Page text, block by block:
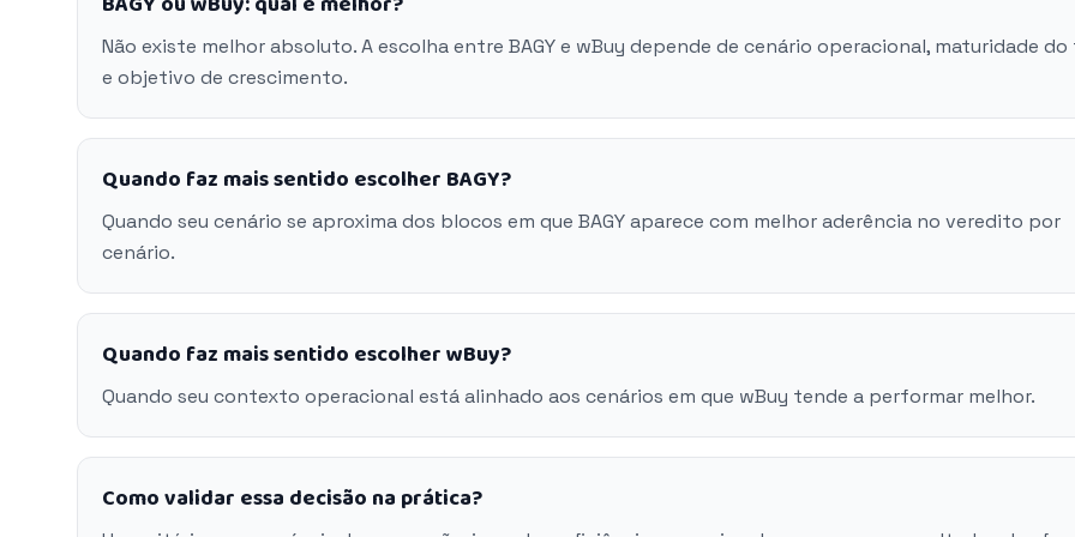
Não existe melhor absoluto. A escolha entre BAGY e wBuy depende de cenário operacional, maturidade
e objetivo de crescimento.
Quando faz mais sentido escolher BAGY?
Quando seu cenário se aproxima dos blocos em que BAGY aparece com melhor aderência no veredito por
cenário.
Quando faz mais sentido escolher wBuy?
Quando seu contexto operacional está alinhado aos cenários em que wBuy tende a performar melhor.
Como validar essa decisão na prática?